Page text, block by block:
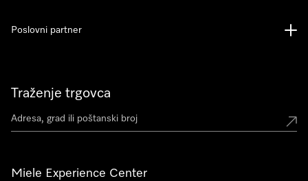
Traženje trgovca
Miele Experience Center
Poslovni partner